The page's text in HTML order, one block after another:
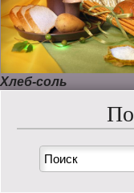
Хлеб-соль